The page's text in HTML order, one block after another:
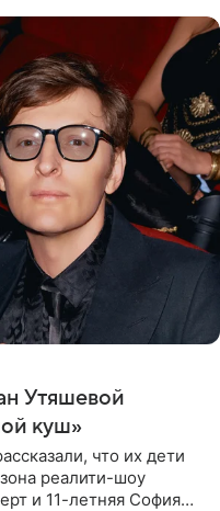
Утяшевой
куш»
что их дети
реалити-шоу
и 11-летняя София